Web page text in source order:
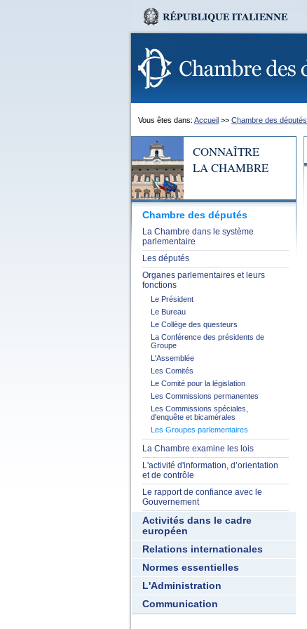
Vous êtes dans: Accueil >> Chambre des députés
CONNAÎTRE
LA CHAMBRE
Chambre des députés
La Chambre dans le système
parlementaire
Les députés
Organes parlementaires et leurs
fonctions
Le Président
Le Bureau
Le Collège des questeurs
La Conférence des présidents de
Groupe
L'Assemblée
Les Comités
Le Comité pour la législation
Les Commissions permanentes
Les Commissions spéciales,
d'enquête et bicamérales
Les Groupes parlementaires
La Chambre examine les lois
L'activité d'information, d’orientation
et de contrôle
Le rapport de confiance avec le
Gouvernement
Activités dans le cadre
européen
Relations internationales
Normes essentielles
L'Administration
Communication